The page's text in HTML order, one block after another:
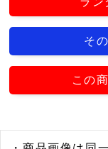
そ
この